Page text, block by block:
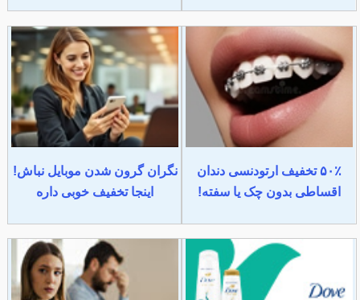
۵۰٪ تخفیف ارتودنسی دندان
اقساطی بدون چک یا سفته!
نگران گرون شدن موبایل نباش!
اینجا تخفیف خوبی داره